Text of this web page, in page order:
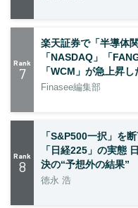
Rank
7
楽天証券で「半導体
「NASDAQ」「
「WCM」が急上昇し
Finasee編集部
Rank
8
「S&P500一択」を
「日経225」の実態
決の“予想外の結果”
徳永 浩